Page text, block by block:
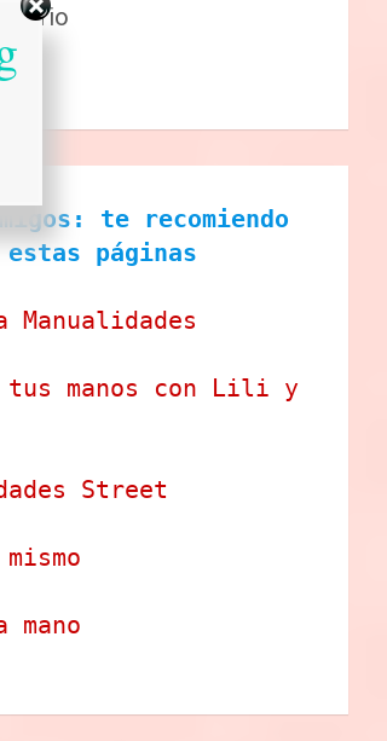
te recomiendo
páginas
Manualidades
tus manos con Lili y
Street
mano